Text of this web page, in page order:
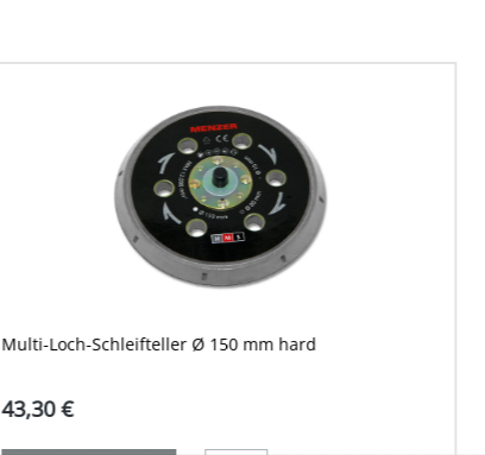
Multi-Loch-Schleifteller Ø 150 mm hard
43,30 €